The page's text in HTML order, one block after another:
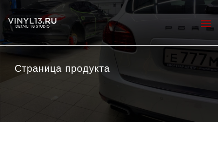
Страница продукта